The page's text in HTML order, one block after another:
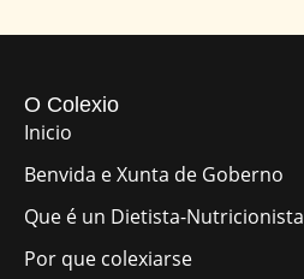
O Colexio
Inicio
Benvida e Xunta de Goberno
Que é un Dietista-Nutricionista
Por que colexiarse